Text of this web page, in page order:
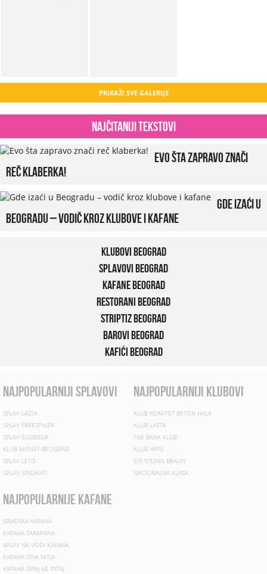
PRIKAŽI SVE GALERIJE
Najčitaniji tekstovi
Evo šta zapravo znači
reč klaberka!
Gde izaći u
Beogradu – vodič kroz klubove i kafane
Klubovi Beograd
Splavovi Beograd
Kafane Beograd
Restorani Beograd
Striptiz Beograd
Barovi Beograd
Kafići Beograd
najpopularniji splavovi
SPLAV LASTA
SPLAV FREESTYLER
SPLAV SLOBODA
KLUB MONEY BEOGRAD
SPLAV LETO
SPLAV SINDIKAT
najpopularniji klubovi
KLUB KOMITET BETON HALA
KLUB LASTA
THE BANK KLUB
KLUB HYPE
MR STEFAN BRAUN
NACIONALNA KLASA
najpopularnije kafane
GRADSKA KAFANA
KAFANA TARAPANA
SPLAV NA VODI KAFANA
KAFANA ONA MOJA
KAFANA SIPAJ NE PITAJ